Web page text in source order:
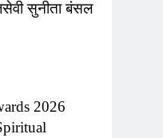
सुनीता बंसल
2026